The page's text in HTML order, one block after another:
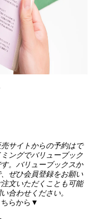
サイトからの予約はで
ングでバリューブック
。バリューブックスか
ぜひ会員登録をお願い
文いただくことも可能
合わせください。
ちらから▼